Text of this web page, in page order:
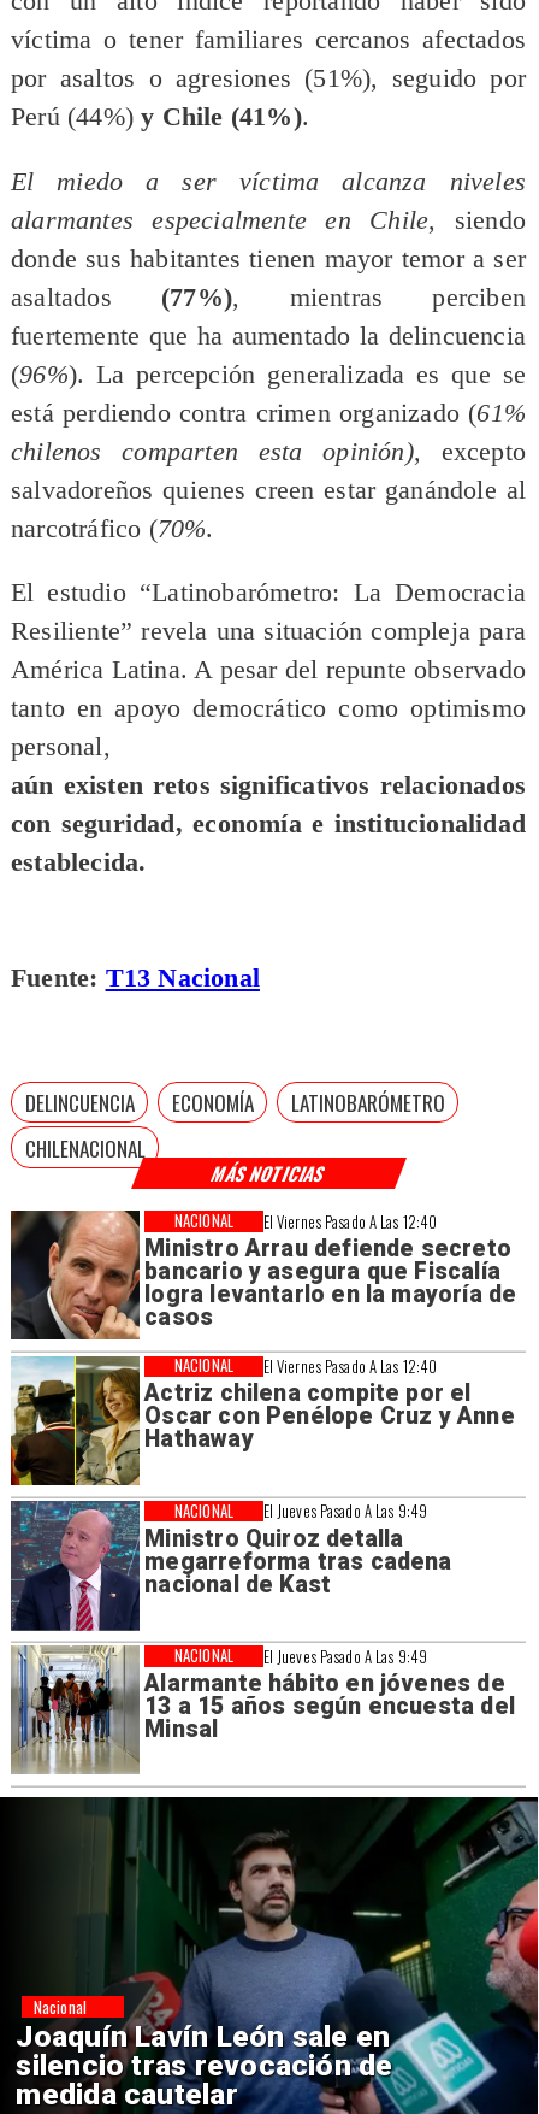
MÁS NOTICIAS
El Viernes Pasado A Las 12:40
Ministro Arrau defiende secreto
bancario y asegura que Fiscalía
logra levantarlo en la mayoría de
casos
NACIONAL
El Viernes Pasado A Las 12:40
Actriz chilena compite por el
Oscar con Penélope Cruz y Anne
Hathaway
NACIONAL
El Jueves Pasado A Las 9:49
Ministro Quiroz detalla
megarreforma tras cadena
nacional de Kast
NACIONAL
El Jueves Pasado A Las 9:49
Alarmante hábito en jóvenes de
13 a 15 años según encuesta del
Minsal
NACIONAL
víctima o tener familiares cercanos afectados
por asaltos o agresiones (51%), seguido por
Perú (44%)y Chile (41%).
El miedo a ser víctima alcanza niveles
alarmantes especialmente en Chile, siendo
donde sus habitantes tienen mayor temor a ser
asaltados (77%), mientras perciben
fuertemente que ha aumentado la delincuencia
(96%). La percepción generalizada es que se
está perdiendo contra crimen organizado (61%
chilenos comparten esta opinión), excepto
salvadoreños quienes creen estar ganándole al
narcotráfico (70%.
El estudio “Latinobarómetro: La Democracia
Resiliente” revela una situación compleja para
América Latina. A pesar del repunte observado
tanto en apoyo democrático como optimismo
personal,
aún existen retos significativos relacionados
con seguridad, economía e institucionalidad
establecida.
Fuente: T13 Nacional
DELINCUENCIA ECONOMÍA
LATINOBARÓMETRO
CHILENACIONAL
Chile y Venezuela formalizan
reinicio de relaciones
consulares
Nacional